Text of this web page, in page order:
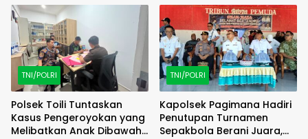
Ground Breaking
Pelabuhan Babo
TNI/POLRI
Polsek Toili Tuntaskan
Kasus Pengeroyokan yang
Melibatkan Anak Dibawah
TNI/POLRI
Kapolsek Pagimana Hadiri
Penutupan Turnamen
Sepakbola Berani Juara,